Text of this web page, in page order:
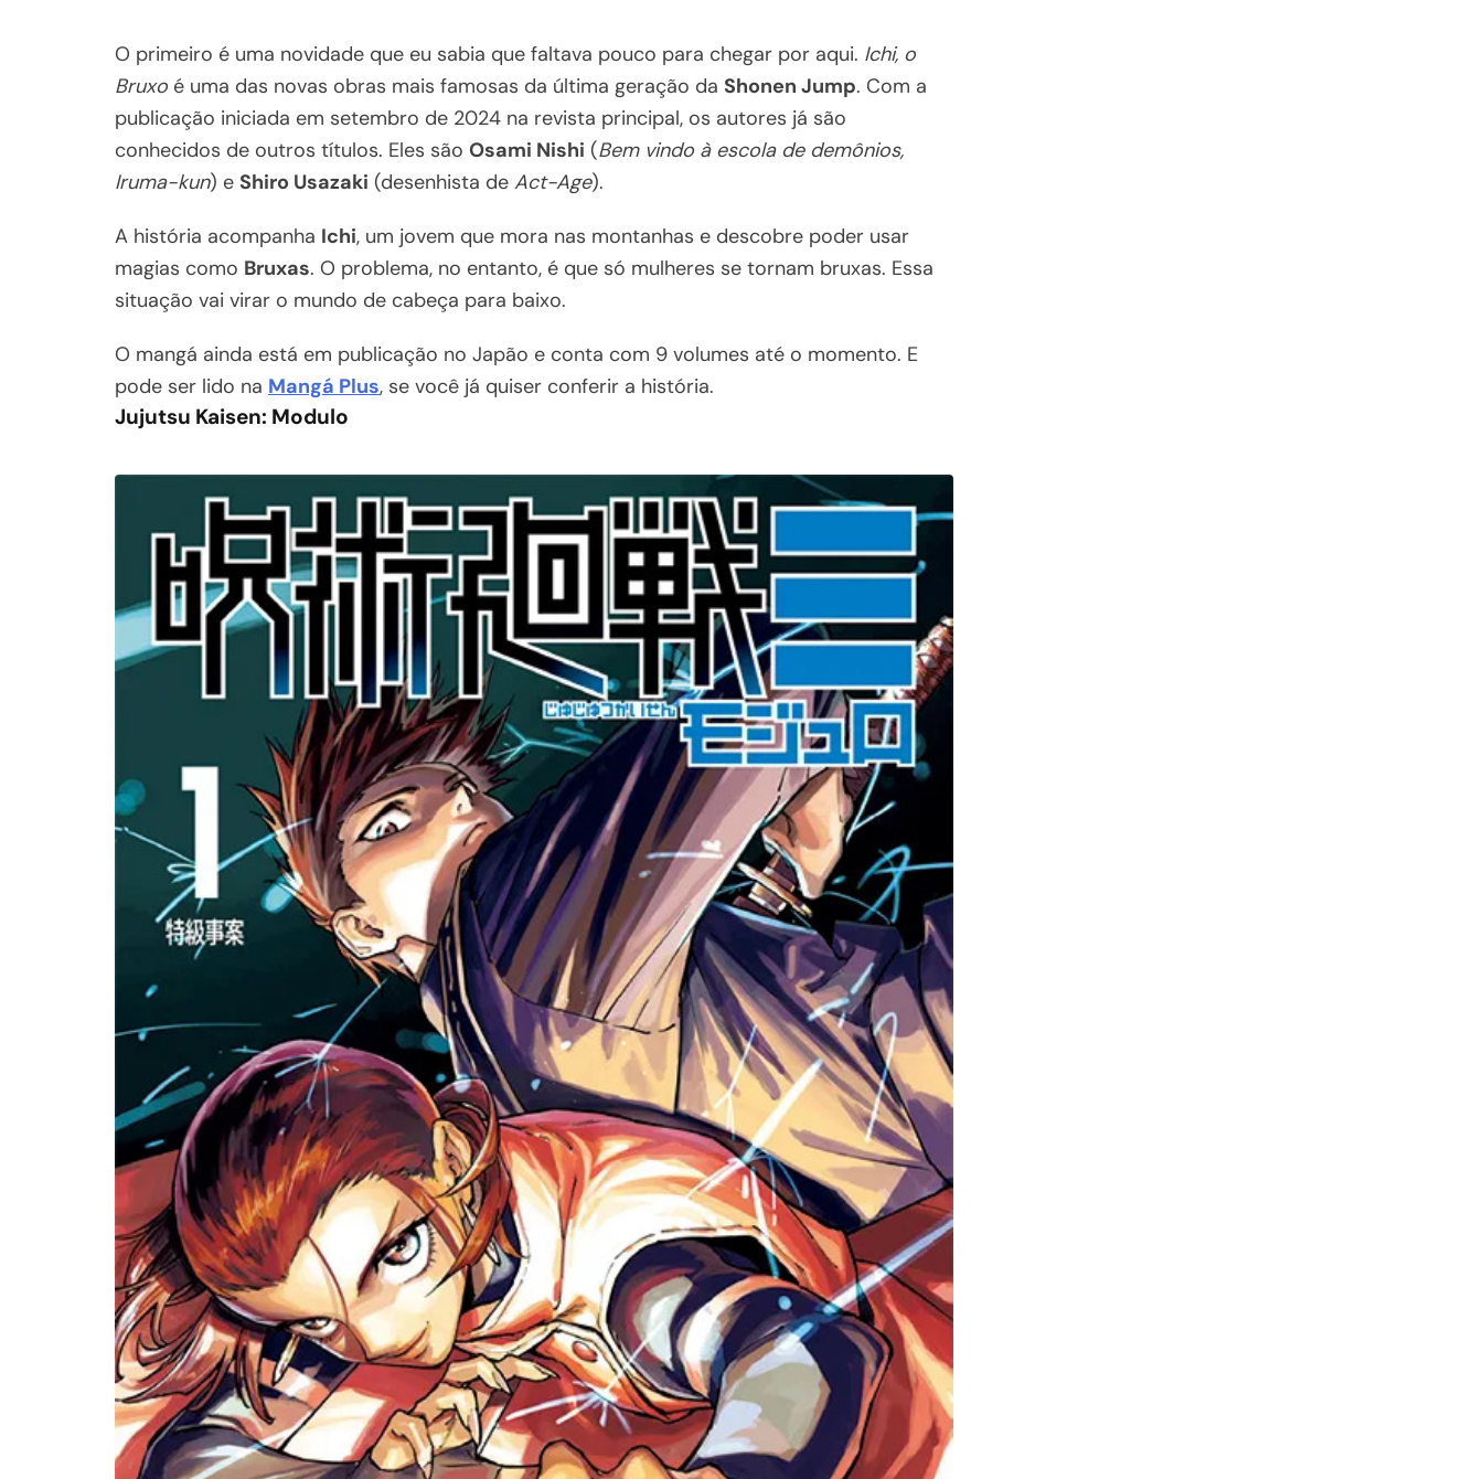
O primeiro é uma novidade que eu sabia que faltava pouco para chegar por aqui. Ichi, o
Bruxo é uma das novas obras mais famosas da última geração da Shonen Jump. Com a
publicação iniciada em setembro de 2024 na revista principal, os autores já são
conhecidos de outros títulos. Eles são Osami Nishi (Bem vindo à escola de demônios,
Iruma-kun) e Shiro Usazaki (desenhista de Act-Age).
A história acompanha Ichi, um jovem que mora nas montanhas e descobre poder usar
magias como Bruxas. O problema, no entanto, é que só mulheres se tornam bruxas. Essa
situação vai virar o mundo de cabeça para baixo.
O mangá ainda está em publicação no Japão e conta com 9 volumes até o momento. E
pode ser lido na Mangá Plus, se você já quiser conferir a história.
Jujutsu Kaisen: Modulo